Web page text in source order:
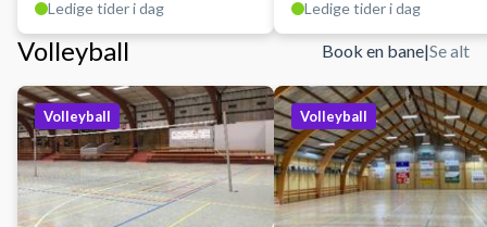
Ledige tider i dag Ledige tider i dag
Volleyball Book en bane|Se alt
Volleyball Volleyball